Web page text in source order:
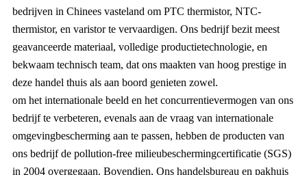
bedrijven in Chinees vasteland om PTC thermistor, NTC-
thermistor, en varistor te vervaardigen. Ons bedrijf bezit meest
geavanceerde materiaal, volledige productietechnologie, en
bekwaam technisch team, dat ons maakten van hoog prestige in
deze handel thuis als aan boord genieten zowel.
om het internationale beeld en het concurrentievermogen van ons
bedrijf te verbeteren, evenals aan de vraag van internationale
omgevingbescherming aan te passen, hebben de producten van
ons bedrijf de pollution-free milieubeschermingcertificatie (SGS)
in 2004 overgegaan. Bovendien, Ons handelsbureau en pakhuis